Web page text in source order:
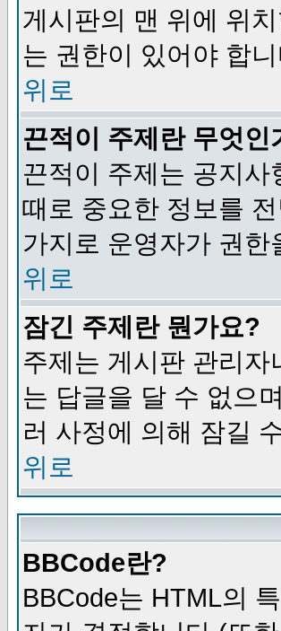
게시판의 맨 위에 위
는 권한이 있어야 합
위로
끈적이 주제란 무엇인
끈적이 주제는 공지
때로 중요한 정보를
가지로 운영자가 권
위로
잠긴 주제란 뭔가요?
주제는 게시판 관리
는 답글을 달 수 없으
러 사정에 의해 잠길
위로
BBCode란?
BBCode는 HTML의